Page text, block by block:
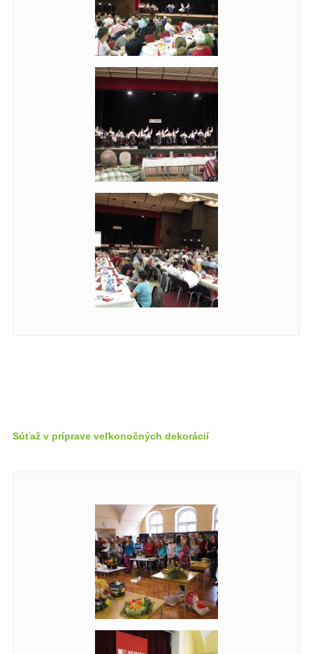
Súťaž v príprave veľkonočných dekorácií